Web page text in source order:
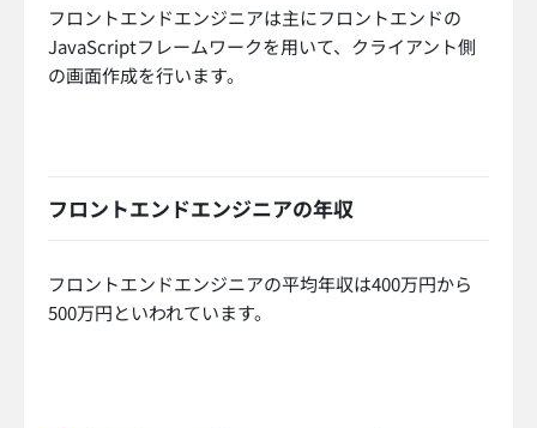
フロントエンドエンジニアは主にフロントエンドの
JavaScriptフレームワークを用いて、クライアント側
の画面作成を行います。
フロントエンドエンジニアの年収
フロントエンドエンジニアの平均年収は400万円から
500万円といわれています。